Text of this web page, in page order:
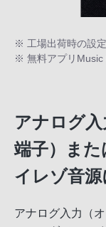
※ 工場出荷時の設
※ 無料アプリMusic
アナログ
端子）ま
イレゾ音
アナログ入力（